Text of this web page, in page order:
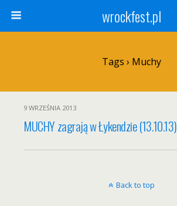
wrockfest.pl
Tags › Muchy
9 WRZEŚNIA 2013
MUCHY zagrają w Łykendzie (13.10.13)
Back to top